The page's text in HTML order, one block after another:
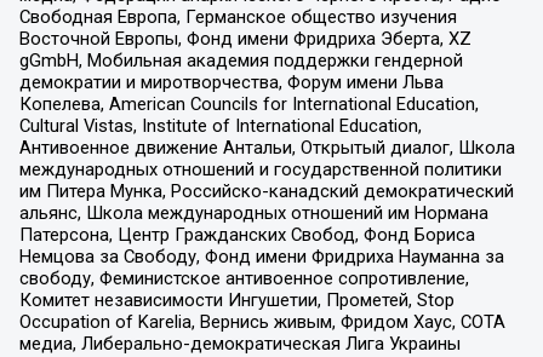
Свободная Европа, Германское общество изучения
Восточной Европы, Фонд имени Фридриха Эберта, XZ
gGmbH, Мобильная академия поддержки гендерной
демократии и миротворчества, Форум имени Льва
Копелева, American Councils for International Education,
Cultural Vistas, Institute of International Education,
Антивоенное движение Антальи, Открытый диалог, Школа
международных отношений и государственной политики
им Питера Мунка, Российско-канадский демократический
альянс, Школа международных отношений им Нормана
Патерсона, Центр Гражданских Свобод, Фонд Бориса
Немцова за Свободу, Фонд имени Фридриха Науманна за
свободу, Феминистское антивоенное сопротивление,
Комитет независимости Ингушетии, Прометей, Stop
Occupation of Karelia, Вернись живым, Фридом Хаус, СОТА
медиа, Либерально-демократическая Лига Украины